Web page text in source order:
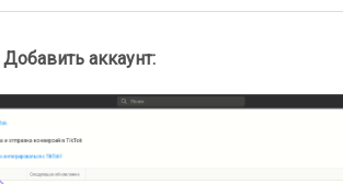
Добавить аккаунт: